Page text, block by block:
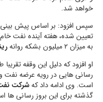
خواهد شد.
سپس افزود: بر اساس پیش بینی
تعیین شده، هفته آینده نفت
به میزان ۲ میلیون بشکه روانه
او افزود که دلیل این وقفه
رسانی هایی در رویه عرضه نفت
است. وی ادامه داد کهشرکت
گذشته برای این بروز رسانی ها